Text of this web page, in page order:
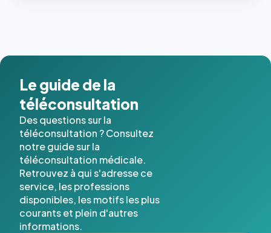
Le guide de la
téléconsultation
Des questions sur la
téléconsultation ? Consultez
notre guide sur la
téléconsultation médicale.
Retrouvez à qui s'adresse ce
service, les professions
disponibles, les motifs les plus
courants et plein d'autres
informations.